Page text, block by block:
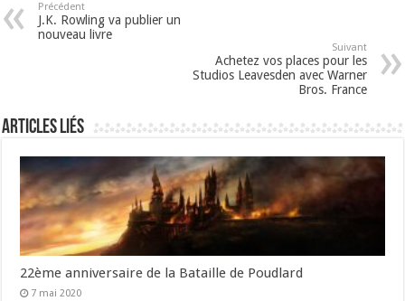
Précédent
J.K. Rowling va publier un
nouveau livre
Suivant
Achetez vos places pour les
Studios Leavesden avec Warner
Bros. France
Articles liés
22ème anniversaire de la Bataille de Poudlard
7 mai 2020